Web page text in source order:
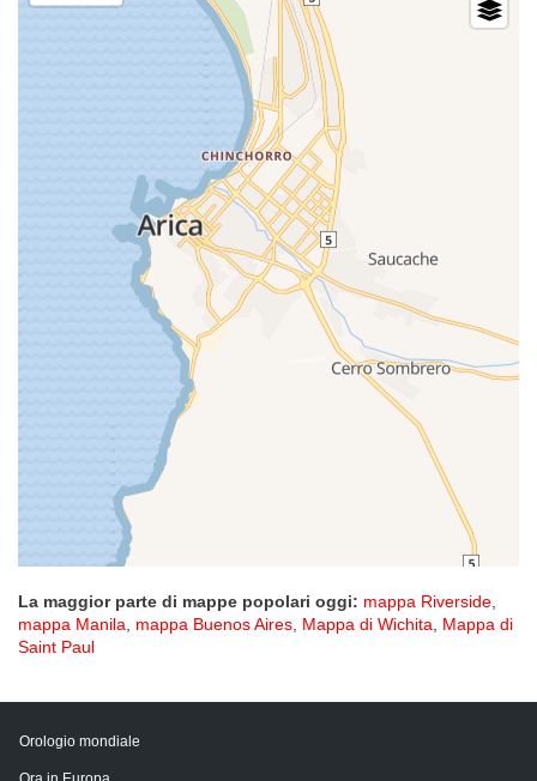
La maggior parte di mappe popolari oggi: mappa Riverside,
mappa Manila, mappa Buenos Aires, Mappa di Wichita, Mappa di
Saint Paul
Orologio mondiale